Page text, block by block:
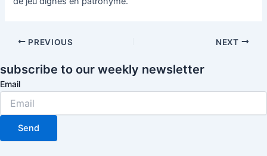
PREVIOUS NEXT
subscribe to our weekly newsletter
Email
Send